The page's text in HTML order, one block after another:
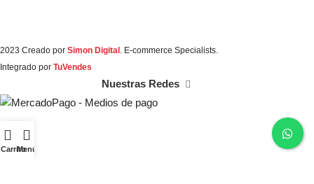
2023 Creado por Simon Digital . E-commerce Specialists.
Integrado por TuVendes
Nuestras Redes
CarritoMenú